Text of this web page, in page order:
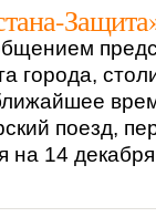
города,
поезд,
на 14